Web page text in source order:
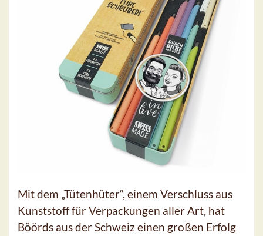
Mit dem „Tütenhüter“, einem Verschluss aus
Kunststoff für Verpackungen aller Art, hat
Böörds aus der Schweiz einen großen Erfolg